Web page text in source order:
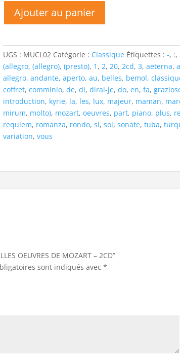
PLUS
BELLES
OEUVRES
DE
MOZART
-
2CD
Ajouter au panier
UGS : MUCL02 Catégorie : Classique Étiquettes :-, :,
(allegro,(allegro),(presto), 1 ,2,20,2cd,3,aeterna,
allegro,andante,aperto,au, belles, bemol,
coffret,comminio,de,di,dirai-je,do,en,fa,
introduction, kyrie, la, les, lux, majeur, maman,
mirum, molto), mozart,oeuvres, part, piano, plus,
requiem, romanza, rondo,si,sol,sonate,tuba,
variation,vous
OEUVRES DE MOZART – 2CD”
sont indiqués avec*